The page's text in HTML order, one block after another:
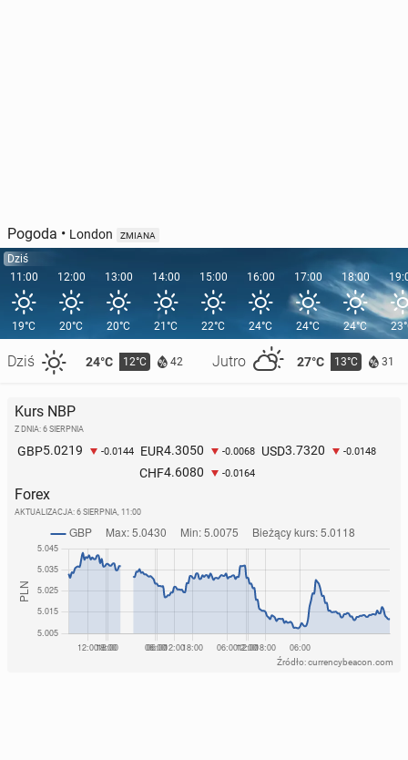
Pogoda • London ZMIANA
Dziś
11:00
19°C
Dziś 24°C 12°C 42 Jutro 27°C 13°C 31
12:00
20°C
13:00
20°C
14:00
21°C
15:00
22°C
16:00
24°C
17:00
24°C
18:00
24°C
Kurs NBP
Z DNIA: 6 SIERPNIA
GBP5.0219 -0.0144 EUR4.3050 -0.0068 USD3.7320 -0.0148
CHF4.6080 -0.0164
Forex
AKTUALIZACJA: 6 SIERPNIA, 11:00
Źródło: currencybeacon.com